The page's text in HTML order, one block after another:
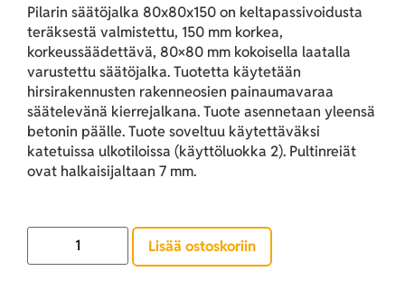
Pilarin säätöjalka 80x80x150 on keltapassivoidusta
teräksestä valmistettu, 150 mm korkea,
korkeussäädettävä, 80×80 mm kokoisella laatalla
varustettu säätöjalka. Tuotetta käytetään
hirsirakennusten rakenneosien painaumavaraa
säätelevänä kierrejalkana. Tuote asennetaan yleensä
betonin päälle. Tuote soveltuu käytettäväksi
katetuissa ulkotiloissa (käyttöluokka 2). Pultinreiät
ovat halkaisijaltaan 7 mm.
Lisää ostoskoriin